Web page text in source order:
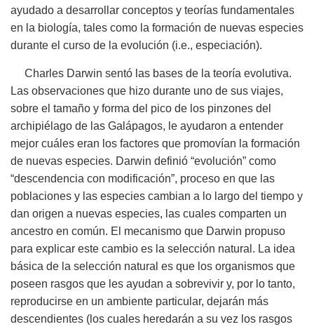
ayudado a desarrollar conceptos y teorías fundamentales
en la biología, tales como la formación de nuevas especies
durante el curso de la evolución (i.e., especiación).
Charles Darwin sentó las bases de la teoría evolutiva.
Las observaciones que hizo durante uno de sus viajes,
sobre el tamaño y forma del pico de los pinzones del
archipiélago de las Galápagos, le ayudaron a entender
mejor cuáles eran los factores que promovían la formación
de nuevas especies. Darwin definió “evolución” como
“descendencia con modificación”, proceso en que las
poblaciones y las especies cambian a lo largo del tiempo y
dan origen a nuevas especies, las cuales comparten un
ancestro en común. El mecanismo que Darwin propuso
para explicar este cambio es la selección natural. La idea
básica de la selección natural es que los organismos que
poseen rasgos que les ayudan a sobrevivir y, por lo tanto,
reproducirse en un ambiente particular, dejarán más
descendientes (los cuales heredarán a su vez los rasgos